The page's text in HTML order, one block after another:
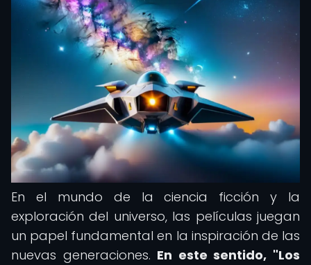
En el mundo de la ciencia ficción y la
exploración del universo, las películas juegan
un papel fundamental en la inspiración de las
nuevas generaciones. En este sentido, "Los